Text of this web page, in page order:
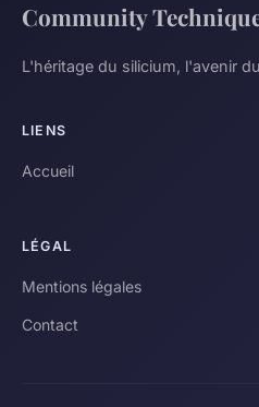
Community
L'héritage du silicium, l'avenir
LIENS
Accueil
LÉGAL
Mentions légales
Contact